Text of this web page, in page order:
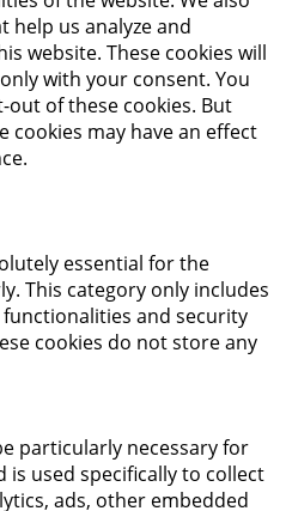
help us analyze and
website. These cookies will
with your consent. You
of these cookies. But
cookies may have an effect
essential for the
This category only includes
and security
cookies do not store any
particularly necessary for
used specifically to collect
ads, other embedded